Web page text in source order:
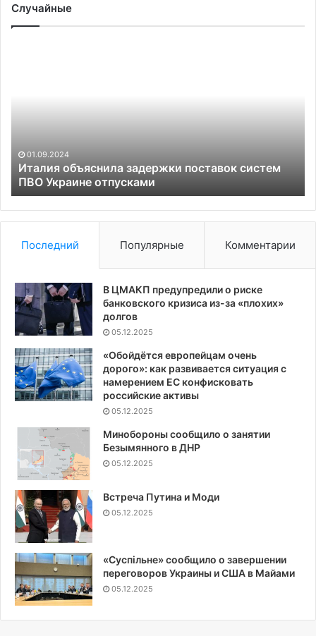
Случайные
отпусками
01.09.2024
Италия объяснила задержки поставок систем
ПВО Украине отпусками
Последний Популярные Комментарии
В ЦМАКП предупредили о риске
банковского кризиса из-за «плохих»
долгов
05.12.2025
«Обойдётся европейцам очень
дорого»: как развивается ситуация с
намерением ЕС конфисковать
российские активы
05.12.2025
Минобороны сообщило о занятии
Безымянного в ДНР
05.12.2025
Встреча Путина и Моди
05.12.2025
«Суспiльне» сообщило о завершении
переговоров Украины и США в Майами
05.12.2025